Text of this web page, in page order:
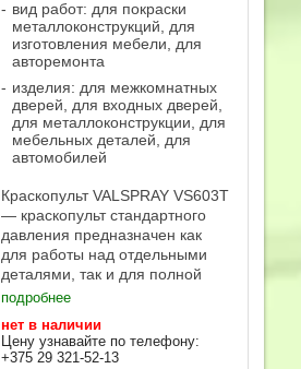
вид работ: для покраски
металлоконструкций, для
изготовления мебели, для
авторемонта
изделия: для межкомнатных
дверей, для входных дверей,
для металлоконструкции, для
мебельных деталей, для
автомобилей
Краскопульт VALSPRAY VS603Т
— краскопульт стандартного
давления предназначен как
для работы над отдельными
деталями, так и для полной
покраски и лакировки, в том
Универсален: может работать с
материалами разной вязкости.
подробнее
нет в наличии
Цену узнавайте по телефону:
+375 29 321-52-13